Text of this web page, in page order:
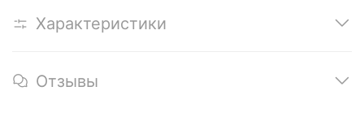
Характеристики
Отзывы